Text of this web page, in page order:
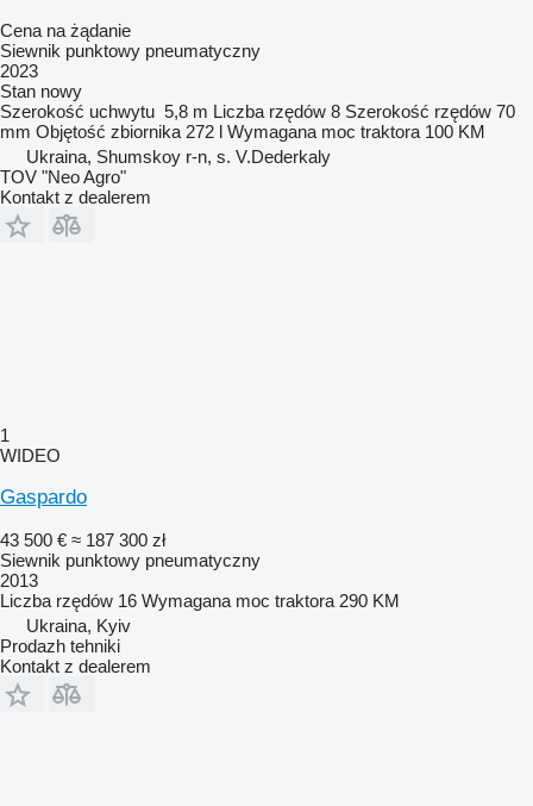
Cena na żądanie
Siewnik punktowy pneumatyczny
2023
Stan nowy
Szerokość uchwytu 5,8 m Liczba rzędów 8 Szerokość rzędów 70
mm Objętość zbiornika 272 l Wymagana moc traktora 100 KM
Ukraina, Shumskoy r-n, s. V.Dederkaly
TOV "Neo Agro"
Kontakt z dealerem
1
WIDEO
Gaspardo
43 500 € ≈ 187 300 zł
Siewnik punktowy pneumatyczny
2013
Liczba rzędów 16 Wymagana moc traktora 290 KM
Ukraina, Kyiv
Prodazh tehniki
Kontakt z dealerem